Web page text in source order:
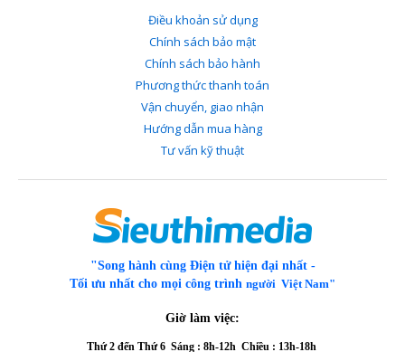
Điều khoản sử dụng
Chính sách bảo mật
Chính sách bảo hành
Phương thức thanh toán
Vận chuyển, giao nhận
Hướng dẫn mua hàng
Tư vấn kỹ thuật
"Song hành cùng Điện tử hiện đại nhất -
Tối ưu nhất cho mọi công trình người Việt Nam"
Giờ làm việc:
Thứ 2 đến Thứ 6 Sáng : 8h-12h Chiều : 13h-18h